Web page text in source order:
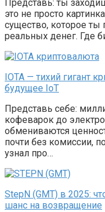
Представь: ты
это не просто
существо, которое ты
реальных денег. Где
IOTA — тихий гигант
будущее IoT
Представь себе:
кофеварок до
обмениваются
почти без комиссии,
узнал про…
StepN (GMT) в 2025:
шанс на возвращение